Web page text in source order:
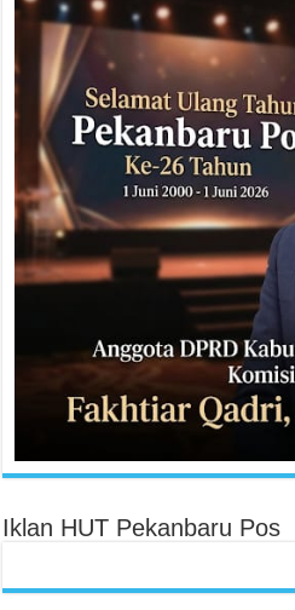
Iklan HUT Pekanbaru Pos